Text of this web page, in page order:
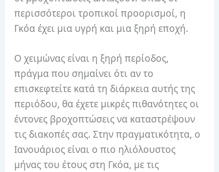
περισσότεροι τροπικοί προορισμοί, η
Γκόα έχει μια υγρή και μια ξηρή εποχή.
Ο χειμώνας είναι η ξηρή περίοδος,
πράγμα που σημαίνει ότι αν το
επισκεφτείτε κατά τη διάρκεια αυτής της
περιόδου, θα έχετε μικρές πιθανότητες οι
έντονες βροχοπτώσεις να καταστρέψουν
τις διακοπές σας. Στην πραγματικότητα, ο
Ιανουάριος είναι ο πιο ηλιόλουστος
μήνας του έτους στη Γκόα, με τις